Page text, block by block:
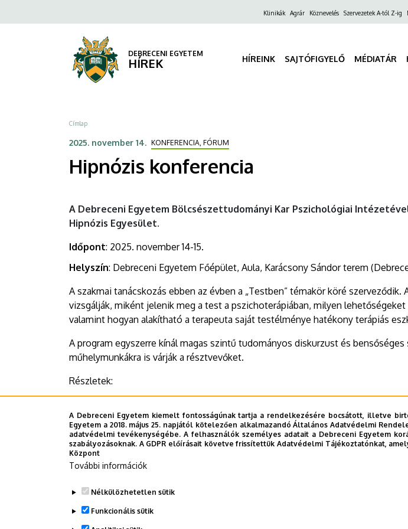
konferencia
DEBRECENI
a
FelsőKlinikák Agrár Köznevelés Szervezetek A-tól Z-ig
DEBRECENI EGYETEM
HÍREK HÍREINK SAJTÓFIGYELŐ MÉDIATÁR
Morzsa
Címlap
2025. november 14. KONFERENCIA, FÓRUM
Hipnózis konferencia
A Debreceni Egyetem Bölcsészettudományi Kar Pszichológiai
Hipnózis Egyesület.
Időpont: 2025. november 14-15.
Helyszín: Debreceni Egyetem Főépület, Aula, Karácsony Sándor terem
A szakmai tanácskozás ebben az évben a „Testben” témakör köré
vizsgálják, miként jelenik meg a test a pszichoterápiában, milyen
valamint hogyan alakítható a terapeuta saját testélménye hatékony terápiás
A program egyszerre kínál magas szintű tudományos diskurzust és
műhelymunkákra is várják a résztvevőket.
Részletek:
MHE Facebook oldal: https://www.facebook.com/
Regisztráció:
https://hipnozis-mhe.hu/2024/12/16/mhe-konferencia-2025/
A Debreceni Egyetem kiemelt fontosságúnak tartja a rendelkezésére bocsátott, illetve
Egyetem a 2018. május 25. napjától kötelezően alkalmazandó Általános Adatvédelmi
adatvédelmi tevékenységébe. A felhasználók személyes adatait a Debreceni Egyetem
szabályozásoknak. A GDPR előírásait követve frissítettük Adatvédelmi Tájékoztatónkat,
Központ
További információk
Nélkülözhetetlen sütik
Funkcionális sütik